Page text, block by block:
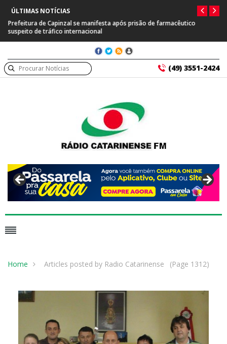
ÚLTIMAS NOTÍCIAS
Prefeitura de Capinzal se manifesta após prisão de farmacêutico
suspeito de tráfico internacional
(49) 3551-2424
Home Articles posted by Radio Catarinense (Page 1312)